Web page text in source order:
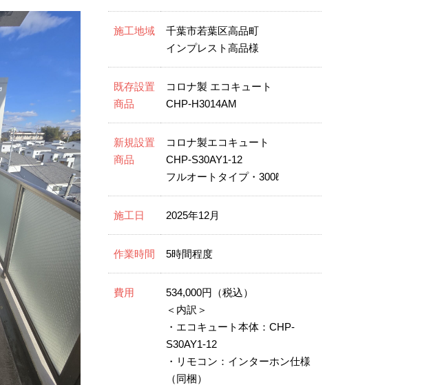
施工地域
千葉市若葉区高品町
インプレスト高品様
既存設置
商品
コロナ製 エコキュート
CHP-H3014AM
新規設置
商品
コロナ製エコキュート
CHP-S30AY1-12
フルオートタイプ・300ℓ
施工日 2025年12月
作業時間 5時間程度
費用
534,000円（税込）
＜内訳＞
・エコキュート本体：CHP-
S30AY1-12
・リモコン：インターホン仕様
（同梱）